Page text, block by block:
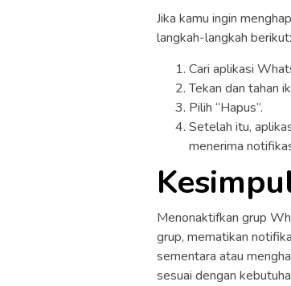
Jika kamu ingin
langkah-langkah berikut:
Cari aplikasi
Tekan dan tahan
Pilih “Hapus”.
Setelah itu,
menerima
Menonaktifkan grup
grup, mematikan
sementara atau
sesuai dengan